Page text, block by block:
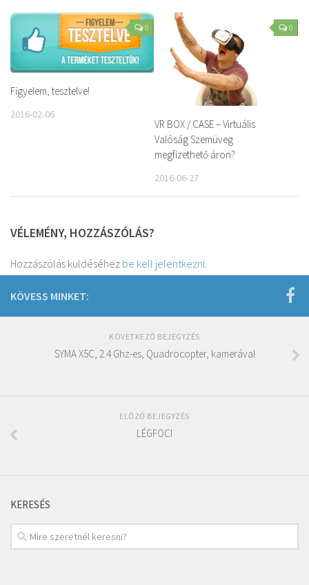
0
Figyelem, tesztelve!
2016-02-06
0
VR BOX / CASE – Virtuális
Valóság Szemüveg
megfizethető áron?
2016-06-27
VÉLEMÉNY, HOZZÁSZÓLÁS?
Hozzászólás küldéséhez be kell jelentkezni.
KÖVESS MINKET:
KÖVETKEZŐ BEJEGYZÉS
SYMA X5C, 2.4 Ghz-es, Quadrocopter, kamerával
ELŐZŐ BEJEGYZÉS
LÉGFOCI
KERESÉS